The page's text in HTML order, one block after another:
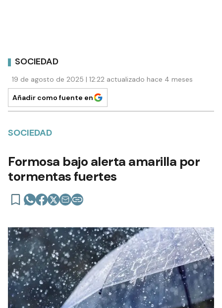
SOCIEDAD
19 de agosto de 2025 | 12:22 actualizado hace 4 meses
Añadir como fuente en
SOCIEDAD
Formosa bajo alerta amarilla por
tormentas fuertes